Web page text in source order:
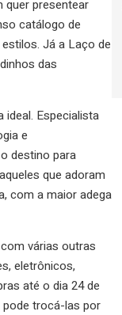
presentear
catálogo de
Já a Laço de
das
ideal. Especialista
e
destino para
que adoram
com a maior adega
várias outras
eletrônicos,
até o dia 24 de
pode trocá-las por